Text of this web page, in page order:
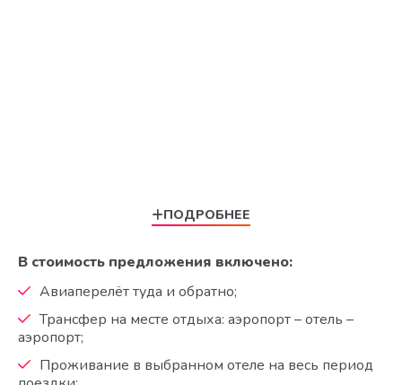
ПОДРОБНЕЕ
В стоимость предложения включено:
Авиаперелёт туда и обратно;
Трансфер на месте отдыха: аэропорт – отель –
аэропорт;
Проживание в выбранном отеле на весь период